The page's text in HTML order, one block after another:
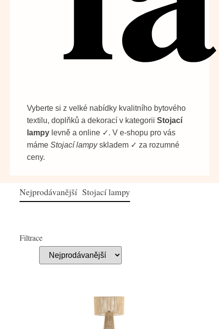
Vyberte si z velké nabídky kvalitního bytového
textilu, doplňků a dekorací v kategorii Stojací
lampy levně a online ✓. V e-shopu pro vás
máme Stojací lampyskladem ✓ za rozumné
ceny.
Nejprodávanější Stojací lampy
Filtrace